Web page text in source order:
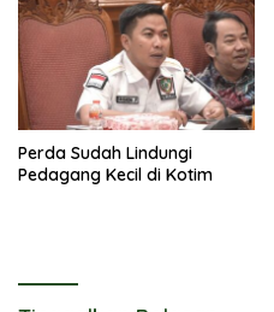
Perda Sudah Lindungi
Pedagang Kecil di Kotim